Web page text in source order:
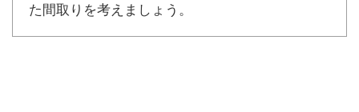
た間取りを考えましょう。